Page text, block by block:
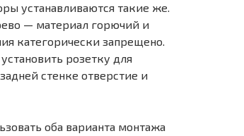
устанавливаются такие же.
— материал горючий и
категорически запрещено.
розетку для
стенке отверстие и
оба варианта монтажа